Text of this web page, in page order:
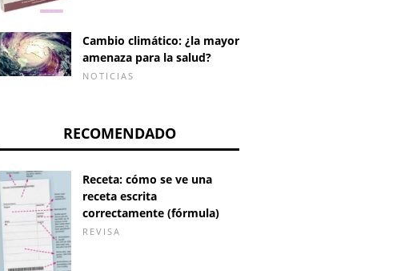
Cambio climático: ¿la mayor
amenaza para la salud?
NOTICIAS
RECOMENDADO
Receta: cómo se ve una
receta escrita
correctamente (fórmula)
REVISA